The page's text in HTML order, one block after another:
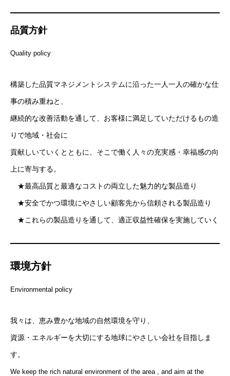
品質方針
Quality policy
構築した品質マネジメントシステムに沿った一人一人の確かな仕
事の積み重ねと、
継続的な改善活動を通して、お客様に満足していただけるもの造
りで地域・社会に
貢献しいていくとともに、そこで働く人々の充実感・幸福感の向
上に寄与する。
★最高品質と最適なコストの両立した魅力的な製品造り
★安全でかつ環境にやさしい顧客先から信頼される製品造り
★これらの製品造りを通して、適正収益性確保を実施していく
環境方針
Environmental policy
我々は、恵み豊かな地域の自然環境を守り、
資源・エネルギーを大切にする地球にやさしい会社を目指しま
す。
We keep the rich natural environment of the area , and aim at the